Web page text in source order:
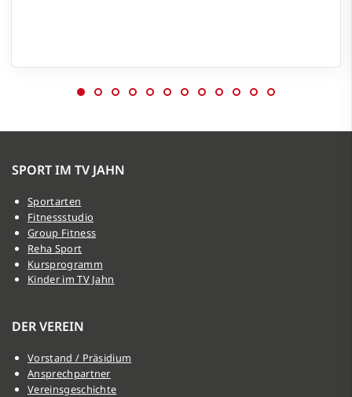
SPORT IM TV JAHN
Sportarten
Fitnessstudio
Group Fitness
Reha Sport
Kursprogramm
Kinder im TV Jahn
DER VEREIN
Vorstand / Präsidium
Ansprechpartner
Vereinsgeschichte